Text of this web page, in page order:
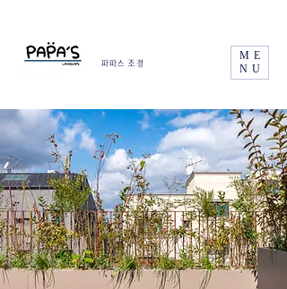
파파스 조경
ME
NU